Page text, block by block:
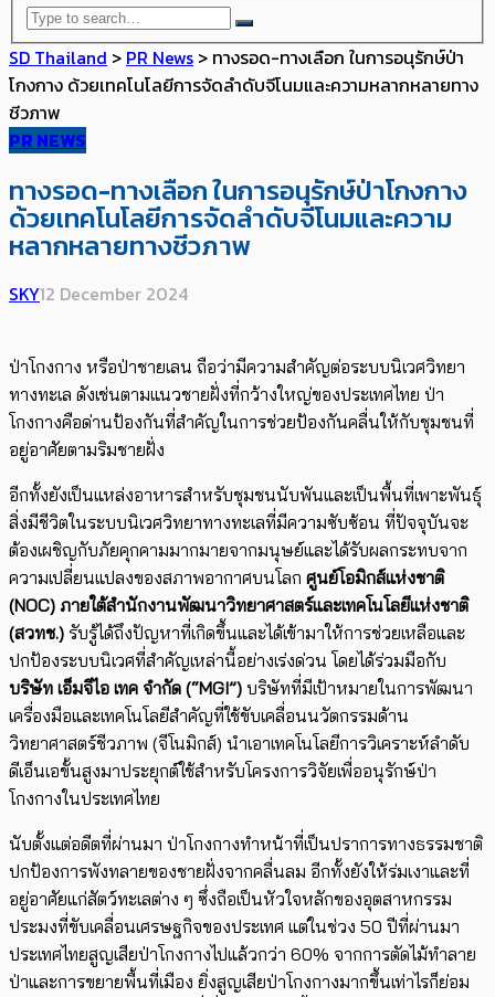
SD Thailand > PR News > ทางรอด-ทางเลือก ในการอนุรักษ์ป่า
โกงกาง ด้วยเทคโนโลยีการจัดลำดับจีโนมและความหลากหลายทาง
ชีวภาพ
PR NEWS
ทางรอด-ทางเลือก ในการอนุรักษ์ป่าโกงกาง
ด้วยเทคโนโลยีการจัดลำดับจีโนมและความ
หลากหลายทางชีวภาพ
SKY12 December 2024
ป่าโกงกาง หรือป่าชายเลน ถือว่ามีความสำคัญต่อระบบนิเวศวิทยา
ทางทะเล ดังเช่นตามแนวชายฝั่งที่กว้างใหญ่ของประเทศไทย ป่า
โกงกางคือด่านป้องกันที่สำคัญในการช่วยป้องกันคลื่นให้กับชุมชนที่
อยู่อาศัยตามริมชายฝั่ง
อีกทั้งยังเป็นแหล่งอาหารสำหรับชุมชนนับพันและเป็นพื้นที่เพาะพันธุ์
สิ่งมีชีวิตในระบบนิเวศวิทยาทางทะเลที่มีความซับซ้อน ที่ปัจจุบันจะ
ต้องเผชิญกับภัยคุกคามมากมายจากมนุษย์และได้รับผลกระทบจาก
ความเปลี่ยนแปลงของสภาพอากาศบนโลก ศูนย์โอมิกส์แห่งชาติ
(NOC) ภายใต้สำนักงานพัฒนาวิทยาศาสตร์และเทคโนโลยีแห่งชาติ
(สวทช.) รับรู้ได้ถึงปัญหาที่เกิดขึ้นและได้เข้ามาให้การช่วยเหลือและ
ปกป้องระบบนิเวศที่สำคัญเหล่านี้อย่างเร่งด่วน โดยได้ร่วมมือกับ
บริษัท เอ็มจีไอ เทค จำกัด (“MGI”) บริษัทที่มีเป้าหมายในการพัฒนา
เครื่องมือและเทคโนโลยีสำคัญที่ใช้ขับเคลื่อนนวัตกรรมด้าน
วิทยาศาสตร์ชีวภาพ (จีโนมิกส์) นำเอาเทคโนโลยีการวิเคราะห์ลำดับ
ดีเอ็นเอขั้นสูงมาประยุกต์ใช้สำหรับโครงการวิจัยเพื่ออนุรักษ์ป่า
โกงกางในประเทศไทย
นับตั้งแต่อดีตที่ผ่านมา ป่าโกงกางทำหน้าที่เป็นปราการทางธรรมชาติ
ปกป้องการพังทลายของชายฝั่งจากคลื่นลม อีกทั้งยังให้ร่มเงาและที่
อยู่อาศัยแก่สัตว์ทะเลต่าง ๆ ซึ่งถือเป็นหัวใจหลักของอุตสาหกรรม
ประมงที่ขับเคลื่อนเศรษฐกิจของประเทศ แต่ในช่วง 50 ปีที่ผ่านมา
ประเทศไทยสูญเสียป่าโกงกางไปแล้วกว่า 60% จากการตัดไม้ทำลาย
ป่าและการขยายพื้นที่เมือง ยิ่งสูญเสียป่าโกงกางมากขึ้นเท่าไรก็ย่อม